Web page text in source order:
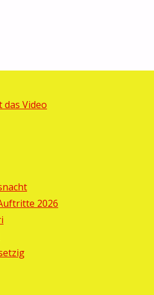
das Video
2026
Lömpe, Schönengrund